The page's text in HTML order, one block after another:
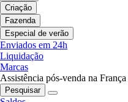
Criação
Fazenda
Especial de verão
Enviados em 24h
Liquidação
Marcas
Assistência pós-venda na França
Pesquisar